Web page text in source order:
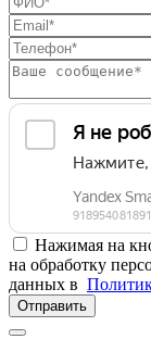
Нажимая на
на обработку
данных в
Отправить